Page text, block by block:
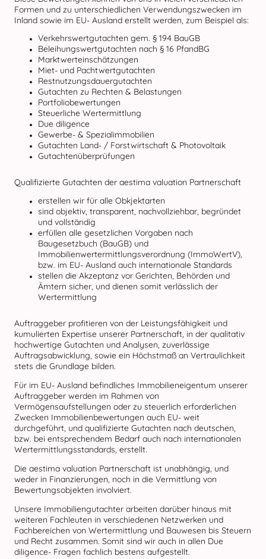
Formen und zu unterschiedlichen Verwendungszwecken im
Inland sowie im EU- Ausland erstellt werden, zum Beispiel als:
Verkehrswertgutachten gem. § 194 BauGB
Beleihungswertgutachten nach § 16 PfandBG
Marktwerteinschätzungen
Miet- und Pachtwertgutachten
Restnutzungsdauergutachten
Gutachten zu Rechten & Belastungen
Portfoliobewertungen
Steuerliche Wertermittlung
Due diligence
Gewerbe- & Spezialimmobilien
Gutachten Land- / Forstwirtschaft & Photovoltaik
Gutachtenüberprüfungen
Qualifizierte Gutachten der aestima valuation Partnerschaft
erstellen wir für alle Obkjektarten
sind objektiv, transparent, nachvollziehbar, begründet
und vollständig
erfüllen alle gesetzlichen Vorgaben nach
Baugesetzbuch (BauGB) und
Immobilienwertermittlungsverordnung (ImmoWertV),
bzw. im EU- Ausland auch internationale Standards
stellen die Akzeptanz vor Gerichten, Behörden und
Ämtern sicher, und dienen somit verlässlich der
Wertermittlung
Auftraggeber profitieren von der Leistungsfähigkeit und
kumulierten Expertise unserer Partnerschaft, in der qualitativ
hochwertige Gutachten und Analysen, zuverlässige
Auftragsabwicklung, sowie ein Höchstmaß an Vertraulichkeit
stets die Grundlage bilden.
Für im EU- Ausland befindliches Immobilieneigentum unserer
Auftraggeber werden im Rahmen von
Vermögensaufstellungen oder zu steuerlich erforderlichen
Zwecken Immobilienbewertungen auch EU- weit
durchgeführt, und qualifizierte Gutachten nach deutschen,
bzw. bei entsprechendem Bedarf auch nach internationalen
Wertermittlungsstandards, erstellt.
Die aestima valuation Partnerschaft ist unabhängig, und
weder in Finanzierungen, noch in die Vermittlung von
Bewertungsobjekten involviert.
Unsere Immobiliengutachter arbeiten darüber hinaus mit
weiteren Fachleuten in verschiedenen Netzwerken und
Fachbereichen von Wertermittlung und Bauwesen bis Steuern
und Recht zusammen. Somit sind wir auch in allen Due
diligence- Fragen fachlich bestens aufgestellt.